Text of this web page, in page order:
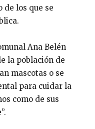
de los que se
Ana Belén
la población de
mascotas o se
para cuidar la
como de sus